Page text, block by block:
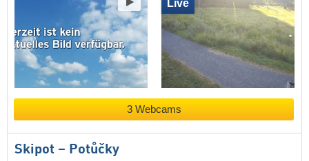
Live
3 Webcams
Skipot – Potůčky